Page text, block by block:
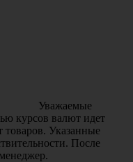
Уважаемые
курсов валют идет
товаров. Указанные
После